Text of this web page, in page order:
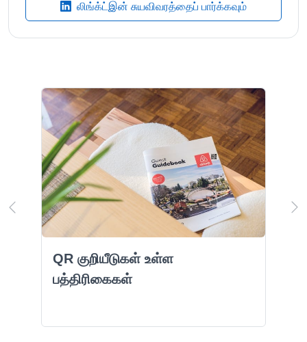
லிங்க்ட்இன் சுயவிவரத்தைப் பார்க்கவும்
QR குறியீடுகள் உள்ள
பத்திரிகைகள்